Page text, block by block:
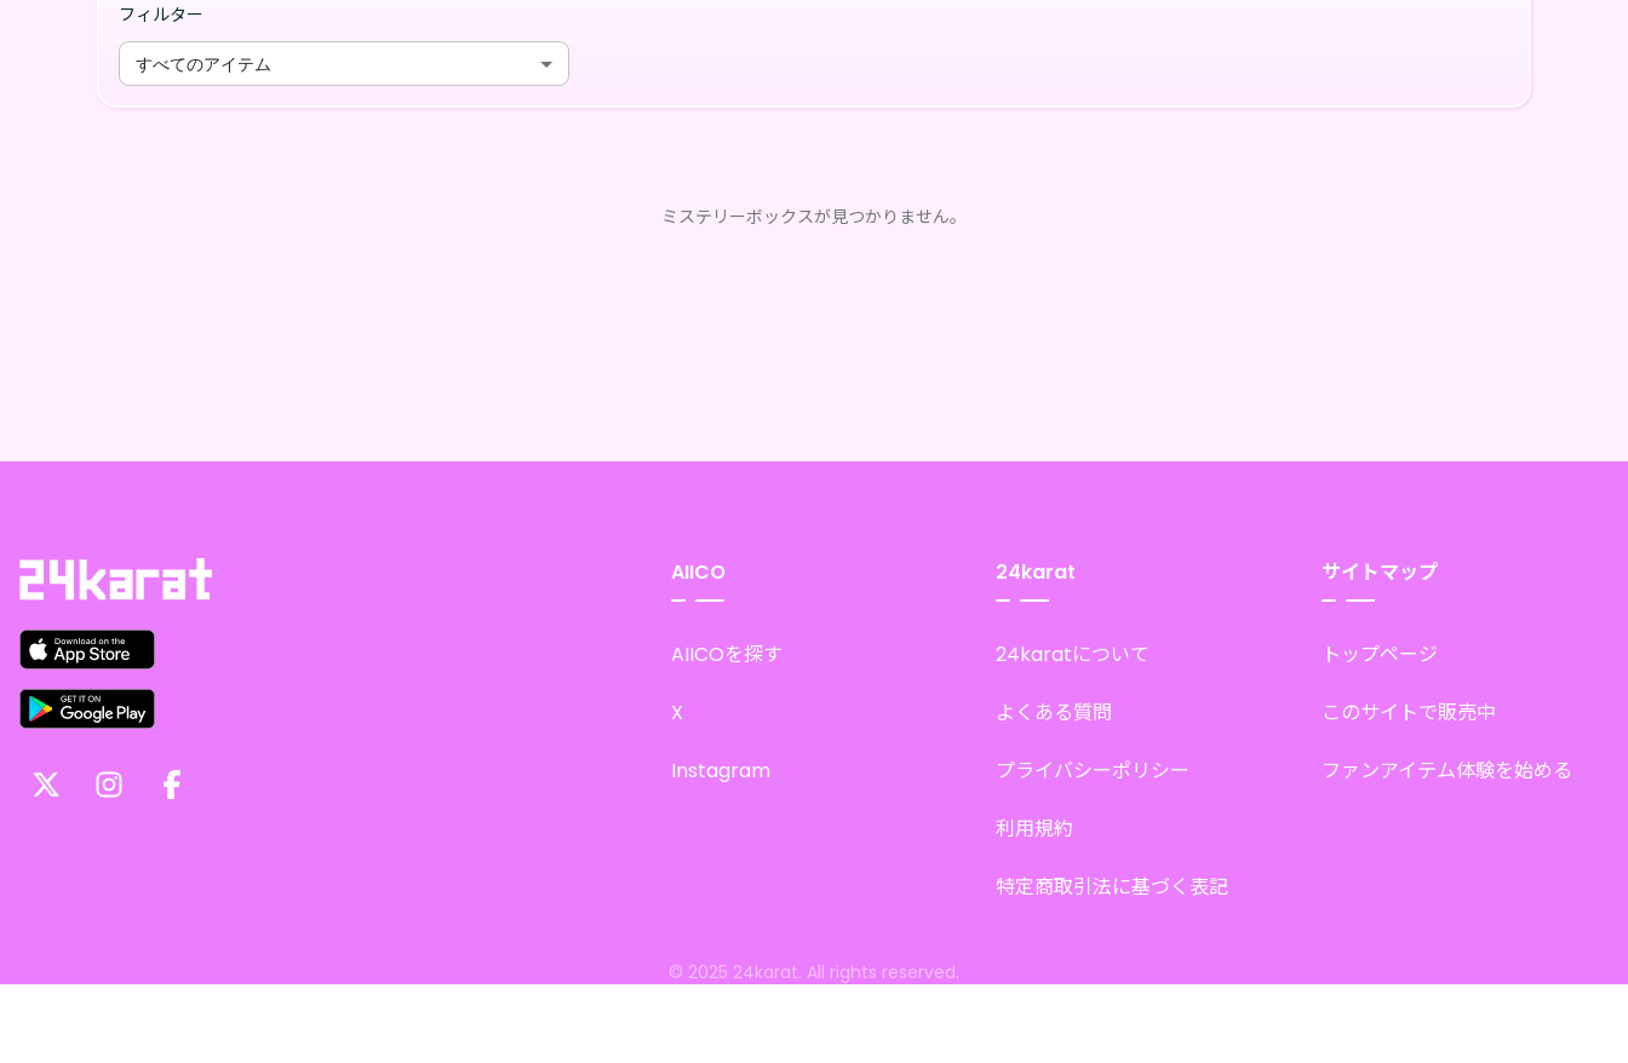
フィルター
すべてのアイテム
ミステリーボックスが見つかりません。
AIICO
AIICOを探す
X
Instagram
24karat
24karatについて
よくある質問
プライバシーポリシー
利用規約
特定商取引法に基づく表記
サイトマップ
トップページ
このサイトで販売中
ファンアイテム体験を始める
© 2025 24karat. All rights reserved.